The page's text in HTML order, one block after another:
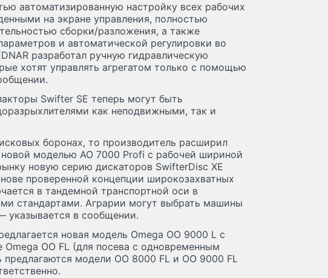
автоматизированную настройку всех рабочих
на экране управления, полностью
сборки/разложения, а также
и автоматической регулировки во
разработал ручную гидравлическую
хотят управлять агрегатом только с помощью
Swifter SE теперь могут быть
как неподвижными, так и
боронах, то производитель расширил
моделью AO 7000 Profi с рабочей шириной
новую серию дискаторов SwifterDisc XE
проверенной концепции широкозахватных
в тандемной транспортной оси в
стандартами. Аграрии могут выбрать машины
указывается в сообщении.
новая модель Omega OO 9000 L с
OO FL (для посева с одновременным
модели OO 8000 FL и OO 9000 FL